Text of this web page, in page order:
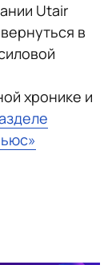
Utair
в
хронике и